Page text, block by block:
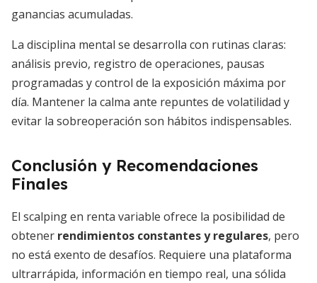
ganancias acumuladas.
La disciplina mental se desarrolla con rutinas claras:
análisis previo, registro de operaciones, pausas
programadas y control de la exposición máxima por
día. Mantener la calma ante repuntes de volatilidad y
evitar la sobreoperación son hábitos indispensables.
Conclusión y Recomendaciones
Finales
El scalping en renta variable ofrece la posibilidad de
obtener rendimientos constantes y regulares, pero
no está exento de desafíos. Requiere una plataforma
ultrarrápida, información en tiempo real, una sólida